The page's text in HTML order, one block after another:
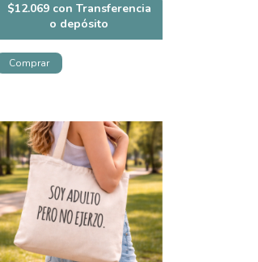
$12.069 con Transferencia
o depósito